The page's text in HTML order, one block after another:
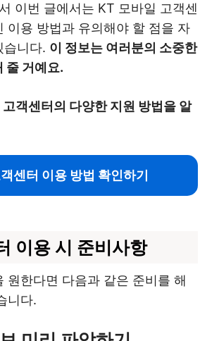
이번 글에서는 KT 모바일 고객센
이용 방법과 유의해야 할 점을 자
습니다. 이 정보는 여러분의 소중한
줄 거예요.
객센터의 다양한 지원 방법을 알
센터 이용 방법 확인하기
이용 시 준비사항
원한다면 다음과 같은 준비를 해
니다.